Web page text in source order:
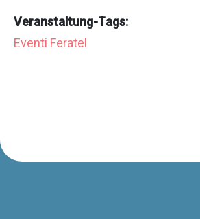
Veranstaltung-Tags:
Eventi Feratel